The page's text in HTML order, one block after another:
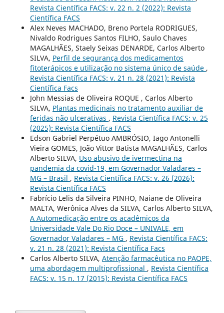
Revista Científica FACS: v. 22 n. 2 (2022): Revista
Científica FACS
Alex Neves MACHADO, Breno Portela RODRIGUES,
Nivaldo Rodrigues Santos FILHO, Saulo Chaves
MAGALHÃES, Staely Seixas DENARDE, Carlos Alberto
SILVA, Perfil de segurança dos medicamentos
fitoterápicos e utilização no sistema único de saúde ,
Revista Científica FACS: v. 21 n. 28 (2021): Revista
Científica Facs
John Messias de Oliveira ROQUE , Carlos Alberto
SILVA, Plantas medicinais no tratamento auxiliar de
feridas não ulcerativas , Revista Científica FACS: v. 25
(2025): Revista Científica FACS
Edson Gabriel Perpétuo AMBRÓSIO, Iago Antonelli
Vieira GOMES, João Vittor Batista MAGALHÃES, Carlos
Alberto SILVA, Uso abusivo de ivermectina na
pandemia da covid-19, em Governador Valadares –
MG – Brasil , Revista Científica FACS: v. 26 (2026):
Revista Científica FACS
Fabrício Lelis da Silveira PINHO, Naiane de Oliveira
MALTA, Werônica Alves da SILVA, Carlos Alberto SILVA,
A Automedicação entre os acadêmicos da
Universidade Vale Do Rio Doce – UNIVALE, em
Governador Valadares – MG , Revista Científica FACS:
v. 21 n. 28 (2021): Revista Científica Facs
Carlos Alberto SILVA, Atenção farmacêutica no PAOPE,
uma abordagem multiprofissional , Revista Científica
FACS: v. 15 n. 17 (2015): Revista Científica FACS